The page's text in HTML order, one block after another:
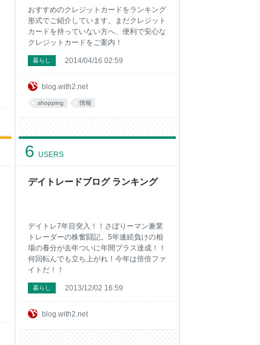
blog.with2.net
おすすめのクレジットカードをランキング
形式でご紹介しています。まだクレジット
カードを持っていない方へ、便利で安心な
クレジットカードをご案内！
暮らし 2014/04/16 02:59
shopping 情報
デイトレードブログ ランキング
6 USERS
blog.with2.net
デイトレ7年目突入！！さぼりーマン兼業
トレーダーの株奮闘記。5年連続負けの相
場の養分が去年ついに年間プラス達成！！
何回転んでも立ち上がれ！今年は倍倍ファ
イトだ！！
暮らし 2013/12/02 16:59